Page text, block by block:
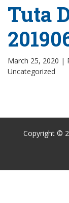
Tuta
March 25, 2020 |
Uncategorized
Copyright ©